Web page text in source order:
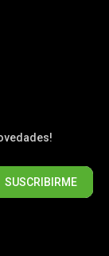
SUSCRIBIRME